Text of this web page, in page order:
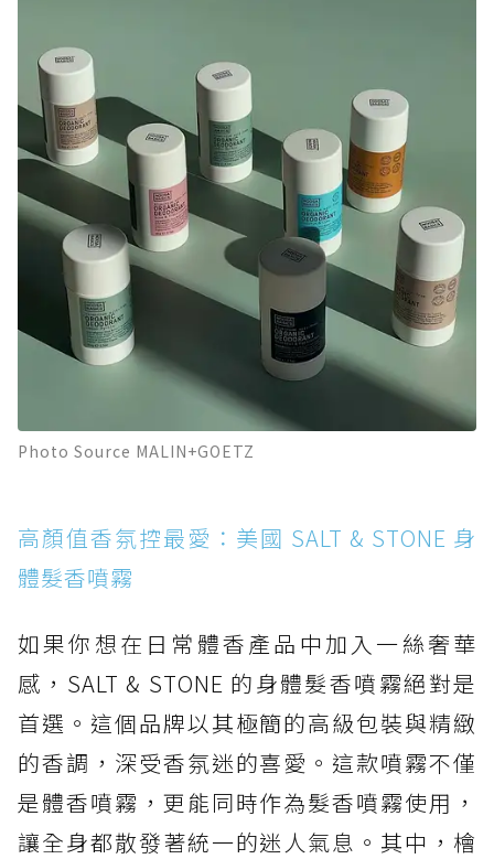
Photo Source MALIN+GOETZ
高顏值香氛控最愛：美國 SALT & STONE 身
體髮香噴霧
如果你想在日常體香產品中加入一絲奢華
感，SALT & STONE 的身體髮香噴霧絕對是
首選。這個品牌以其極簡的高級包裝與精緻
的香調，深受香氛迷的喜愛。這款噴霧不僅
是體香噴霧，更能同時作為髮香噴霧使用，
讓全身都散發著統一的迷人氣息。其中，檜